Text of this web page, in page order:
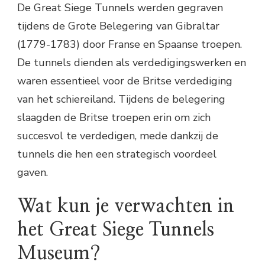
De Great Siege Tunnels werden gegraven
tijdens de Grote Belegering van Gibraltar
(1779-1783) door Franse en Spaanse troepen.
De tunnels dienden als verdedigingswerken en
waren essentieel voor de Britse verdediging
van het schiereiland. Tijdens de belegering
slaagden de Britse troepen erin om zich
succesvol te verdedigen, mede dankzij de
tunnels die hen een strategisch voordeel
gaven.
Wat kun je verwachten in
het Great Siege Tunnels
Museum?